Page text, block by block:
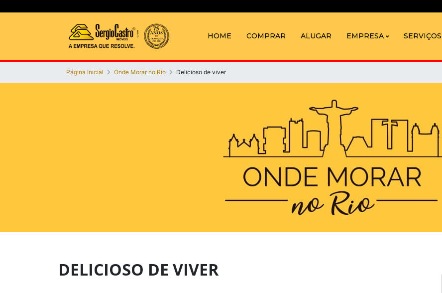
HOME COMPRAR ALUGAR EMPRESA SERVIÇOS
Página Inicial Onde Morar no Rio Delicioso de viver
DELICIOSO DE VIVER